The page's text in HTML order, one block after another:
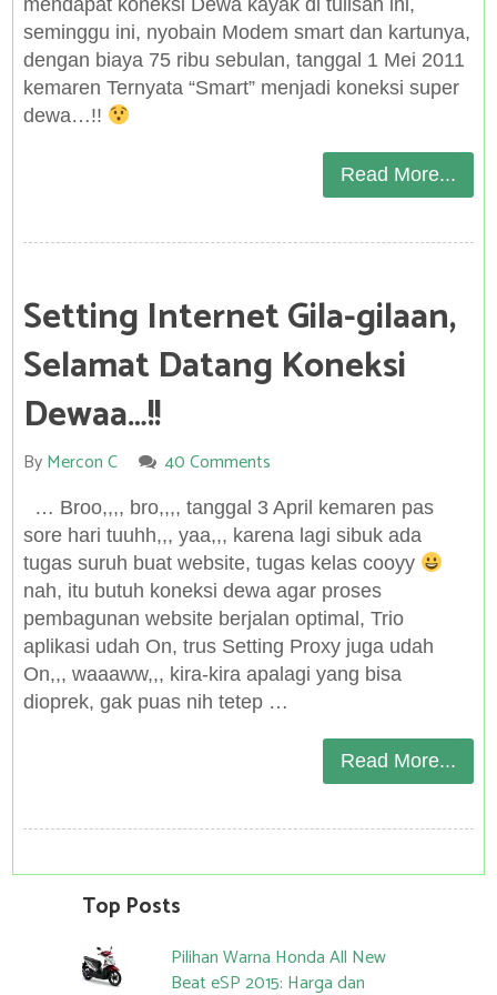
mendapat koneksi Dewa kayak di tulisan ini,
seminggu ini, nyobain Modem smart dan kartunya,
dengan biaya 75 ribu sebulan, tanggal 1 Mei 2011
kemaren Ternyata “Smart” menjadi koneksi super
dewa…!!
Read More...
Setting Internet Gila-gilaan,
Selamat Datang Koneksi
Dewaa…!!
ByMercon C 40 Comments
… Broo,,,, bro,,,, tanggal 3 April kemaren pas
sore hari tuuhh,,, yaa,,, karena lagi sibuk ada
tugas suruh buat website, tugas kelas cooyy
nah, itu butuh koneksi dewa agar proses
pembagunan website berjalan optimal, Trio
aplikasi udah On, trus Setting Proxy juga udah
On,,, waaaww,,, kira-kira apalagi yang bisa
dioprek, gak puas nih tetep …
Read More...
Top Posts
Pilihan Warna Honda All New
Beat eSP 2015: Harga dan